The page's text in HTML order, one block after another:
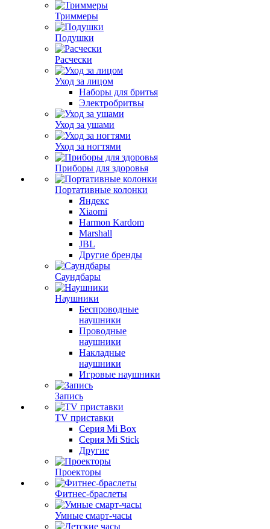
Триммеры
Подушки
Расчески
Уход за лицом
Наборы для бритья
Электробритвы
Уход за ушами
Уход за ногтями
Приборы для здоровья
Портативные колонки
Яндекс
Xiaomi
Harmon Kardom
Marshall
JBL
Другие бренды
Саундбары
Наушники
Беспроводные
наушники
Проводные
наушники
Накладные
наушники
Игровые наушники
Запись
TV приставки
Серия Mi Box
Серия Mi Stick
Другие
Проекторы
Фитнес-браслеты
Умные смарт-часы